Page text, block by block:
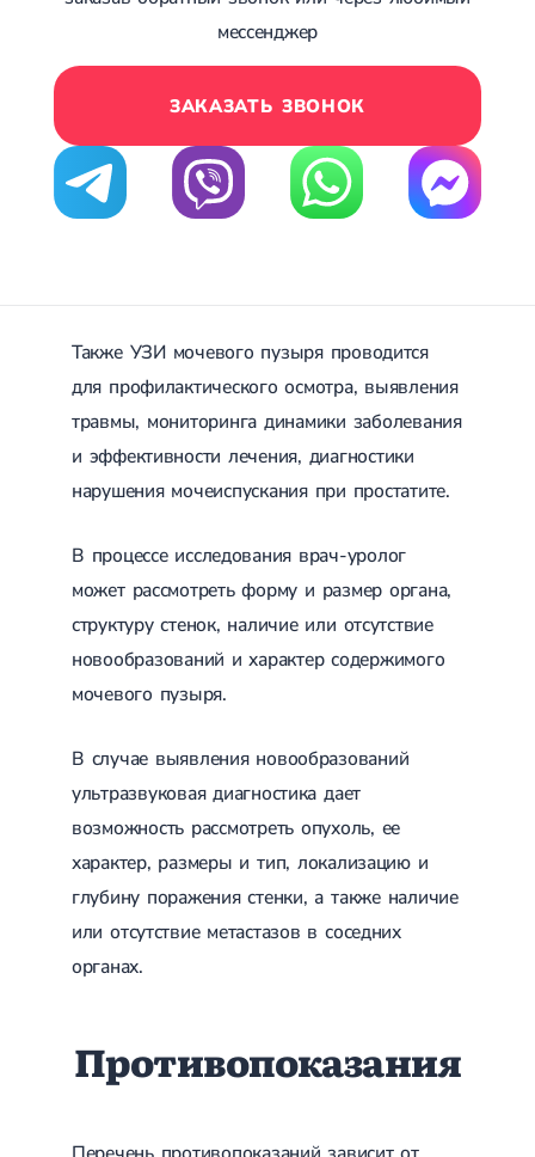
Школа диабета
Диффузный токсический зоб (Базедова болезнь)
Узловой зоб
Диффузный зоб
Тиреоидит
Подострый тиреоидит
Гипоталамический синдром
Гирсутизм
Киста щитовидной железы
Метаболический синдром
Ожирение
Ультразвуковая терапия
Магнитотерапия
Лазерная терапия
Реабилитация после перелома
Реабилитация после вывиха
Реабилитация после артроскопии
Лечебная физкультура
Массаж
мессенджер
ЗАКАЗАТЬ ЗВОНОК
Также УЗИ мочевого пузыря проводится
для профилактического осмотра, выявления
травмы, мониторинга динамики заболевания
и эффективности лечения, диагностики
нарушения мочеиспускания при простатите.
В процессе исследования врач-уролог
может рассмотреть форму и размер органа,
структуру стенок, наличие или отсутствие
новообразований и характер содержимого
мочевого пузыря.
В случае выявления новообразований
ультразвуковая диагностика дает
возможность рассмотреть опухоль, ее
характер, размеры и тип, локализацию и
глубину поражения стенки, а также наличие
или отсутствие метастазов в соседних
органах.
Противопоказания